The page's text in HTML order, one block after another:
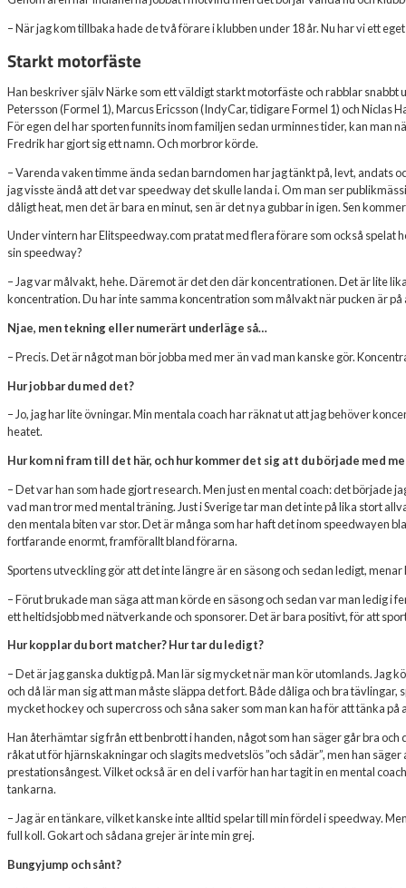
– När jag kom tillbaka hade de två förare i klubben under 18 år. Nu har vi ett
Starkt motorfäste
Han beskriver själv Närke som ett väldigt starkt motorfäste och rabblar snabbt
Petersson (Formel 1), Marcus Ericsson (IndyCar, tidigare Formel 1) och Niclas
För egen del har sporten funnits inom familjen sedan urminnes tider, kan man
Fredrik har gjort sig ett namn. Och morbror körde.
– Varenda vaken timme ända sedan barndomen har jag tänkt på, levt, andats
jag visste ändå att det var speedway det skulle landa i. Om man ser
dåligt heat, men det är bara en minut, sen är det nya gubbar in igen. Sen
Under vintern har Elitspeedway.com pratat med flera förare som också spelat
sin speedway?
– Jag var målvakt, hehe. Däremot är det den där koncentrationen. Det är lite
koncentration. Du har inte samma koncentration som målvakt när pucken är på
Njae, men tekning eller numerärt underläge så…
– Precis. Det är något man bör jobba med mer än vad man kanske gör.
Hur jobbar du med det?
– Jo, jag har lite övningar. Min mentala coach har räknat ut att jag behöver
heatet.
Hur kom ni fram till det här, och hur kommer det sig att du började med
– Det var han som hade gjort research. Men just en mental coach: det började
vad man tror med mental träning. Just i Sverige tar man det inte på lika stort
den mentala biten var stor. Det är många som har haft det inom speedwayen
fortfarande enormt, framförallt bland förarna.
Sportens utveckling gör att det inte längre är en säsong och sedan ledigt, menar
– Förut brukade man säga att man körde en säsong och sedan var man ledig i
ett heltidsjobb med nätverkande och sponsorer. Det är bara positivt, för att
Hur kopplar du bort matcher? Hur tar du ledigt?
– Det är jag ganska duktig på. Man lär sig mycket när man kör utomlands. Jag
och då lär man sig att man måste släppa det fort. Både dåliga och bra
mycket hockey och supercross och såna saker som man kan ha för att tänka på
Han återhämtar sig från ett benbrott i handen, något som han säger går bra
råkat ut för hjärnskakningar och slagits medvetslös ”och sådär”, men han
prestationsångest. Vilket också är en del i varför han har tagit in en mental
tankarna.
– Jag är en tänkare, vilket kanske inte alltid spelar till min fördel i speedway.
full koll. Gokart och sådana grejer är inte min grej.
Bungyjump och sånt?